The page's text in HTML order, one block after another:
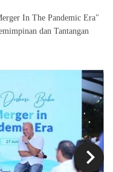
In The Pandemic Era"
dan Tantangan
chevron_right